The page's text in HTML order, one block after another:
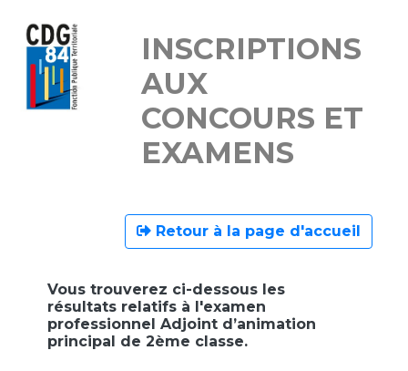
INSCRIPTIONS
AUX
CONCOURS ET
EXAMENS
Retour à la page d'accueil
Vous trouverez ci-dessous les
résultats relatifs à l'examen
professionnel Adjoint d’animation
principal de 2ème classe.